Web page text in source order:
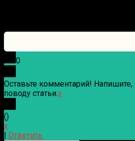
0
Оставьте комментарий! Напишите,
поводу статьи.x
()
x
Ответить